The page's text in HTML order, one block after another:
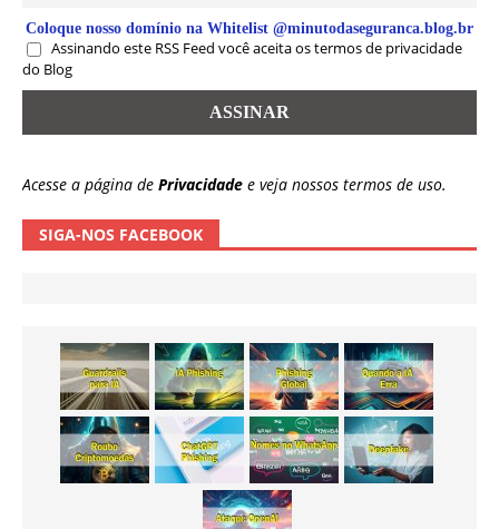
Coloque nosso domínio na Whitelist @minutodaseguranca.blog.br
Assinando este RSS Feed você aceita os termos de privacidade
do Blog
Acesse a página de Privacidade e veja nossos termos de uso.
SIGA-NOS FACEBOOK